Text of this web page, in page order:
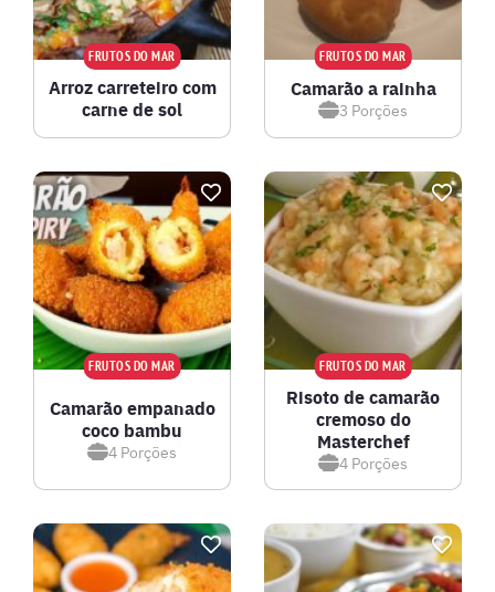
FRUTOS DO MAR
Arroz carreteiro com
carne de sol
FRUTOS DO MAR
Camarão a rainha
3 Porções
FRUTOS DO MAR
Camarão empanado
coco bambu
4 Porções
FRUTOS DO MAR
Risoto de camarão
cremoso do
Masterchef
4 Porções